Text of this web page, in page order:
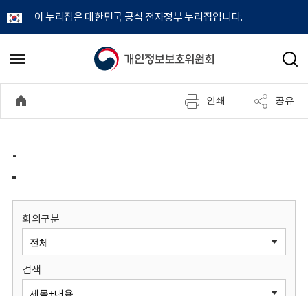
이 누리집은 대한민국 공식 전자정부 누리집입니다.
개
정
보
원
메
기
검
인쇄 공유
-
회의구분
검색